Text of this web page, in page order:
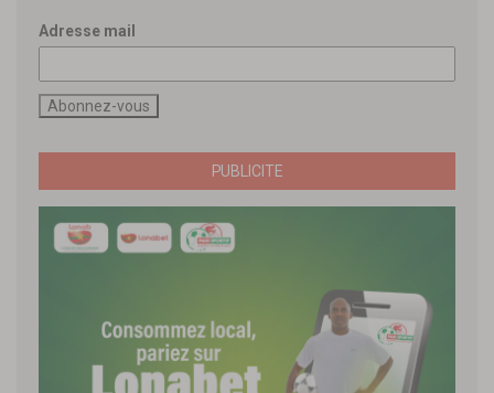
Adresse mail
PUBLICITE